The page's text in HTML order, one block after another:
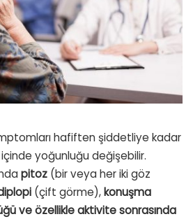
hafiften şiddetliye kadar
yoğunluğu değişebilir.
pitoz (bir veya her iki göz
(çift görme), konuşma
ve özellikle aktivite sonrasında